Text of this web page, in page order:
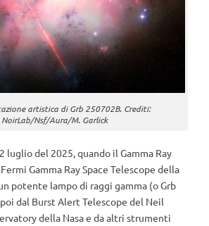
artistica di Grb 250702B. Crediti:
NoirLab/Nsf/Aura/M. Garlick
del 2025, quando il Gamma Ray
Gamma Ray Space Telescope della
potente lampo di raggi gamma (o Grb
dal Burst Alert Telescope del Neil
della Nasa e da altri strumenti